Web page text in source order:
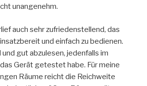
unangenehm.
auch sehr zufriedenstellend, das
und einfach zu bedienen.
und gut abzulesen, jedenfalls im
Gerät getestet habe. Für meine
Räume reicht die Reichweite